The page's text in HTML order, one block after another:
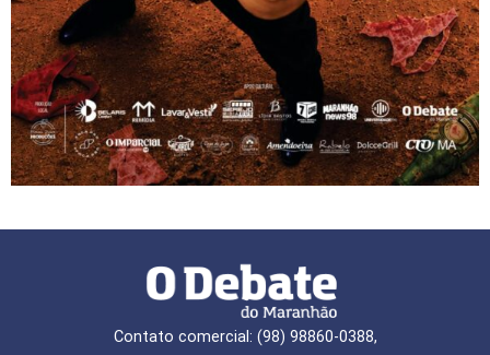
Contato comercial: (98) 98860-0388,